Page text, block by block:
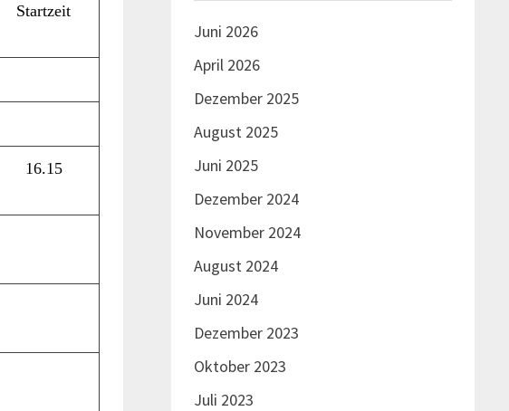
Startzeit
16.15
Juni 2026
April 2026
Dezember 2025
August 2025
Juni 2025
Dezember 2024
November 2024
August 2024
Juni 2024
Dezember 2023
Oktober 2023
Juli 2023